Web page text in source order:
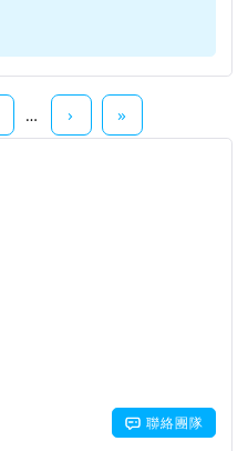
… › »
聯絡團隊